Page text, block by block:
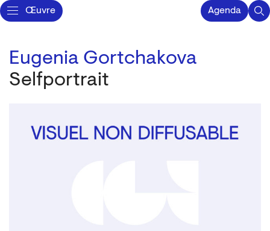
Œuvre Agenda
Eugenia Gortchakova
Selfportrait